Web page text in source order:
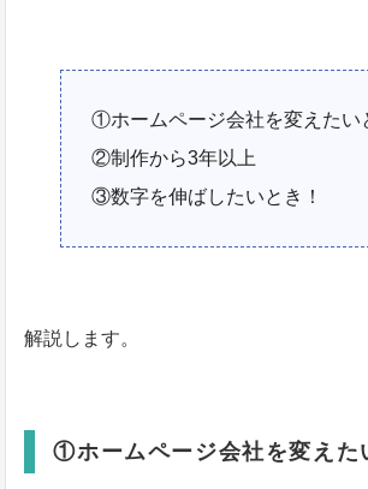
①ホームページ会社を変えたい
②制作から3年以上
③数字を伸ばしたいとき！
解説します。
①ホームページ会社を変えた